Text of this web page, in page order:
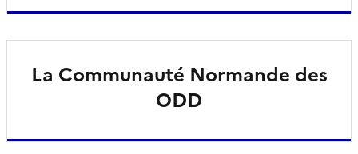
La Communauté Normande des
ODD